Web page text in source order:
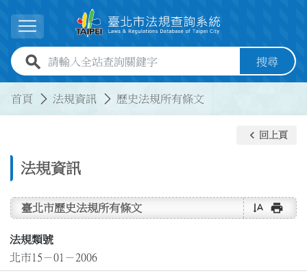
展開選單
全站查詢關鍵字欄位 搜尋
首頁 法規資訊 歷史法規所有條文
法規資訊
keyboard_arrow_left 回上頁
臺北市歷史法規所有條文 text_rotate_vertical print
法規類號
北市15－01－2006